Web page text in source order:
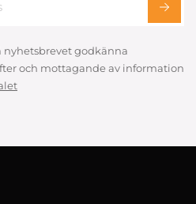
godkänna
och mottagande av information